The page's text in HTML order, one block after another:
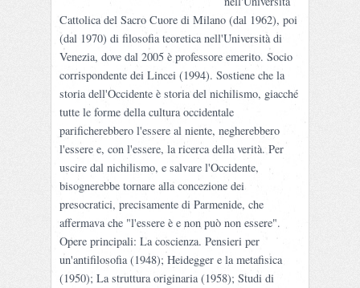
Cattolica del Sacro Cuore di Milano (dal 1962), poi
(dal 1970) di filosofia teoretica nell'Università di
Venezia, dove dal 2005 è professore emerito. Socio
corrispondente dei Lincei (1994). Sostiene che la
storia dell'Occidente è storia del nichilismo, giacché
tutte le forme della cultura occidentale
parificherebbero l'essere al niente, negherebbero
l'essere e, con l'essere, la ricerca della verità. Per
uscire dal nichilismo, e salvare l'Occidente,
bisognerebbe tornare alla concezione dei
presocratici, precisamente di Parmenide, che
affermava che "l'essere è e non può non essere".
Opere principali: La coscienza. Pensieri per
un'antifilosofia (1948); Heidegger e la metafisica
(1950); La struttura originaria (1958); Studi di